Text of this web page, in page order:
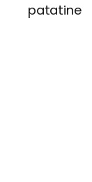
patatine